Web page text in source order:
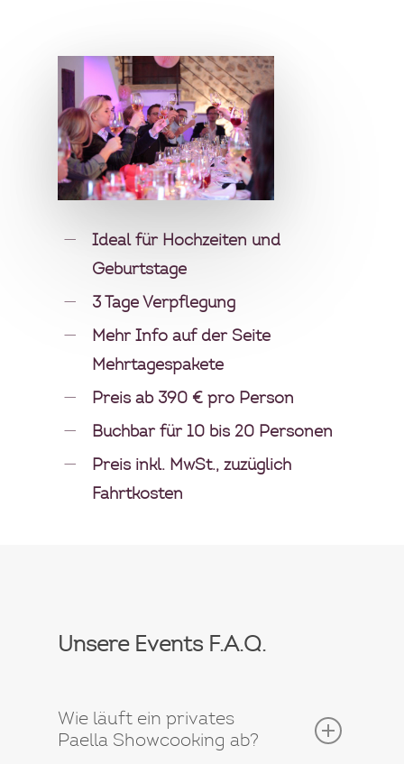
Ideal für Hochzeiten und
Geburtstage
3 Tage Verpflegung
Mehr Info auf der Seite
Mehrtagespakete
Preis ab 390 € pro Person
Buchbar für 10 bis 20 Personen
Preis inkl. MwSt., zuzüglich
Fahrtkosten
Unsere Events F.A.Q.
Wie läuft ein privates
Paella Showcooking ab?